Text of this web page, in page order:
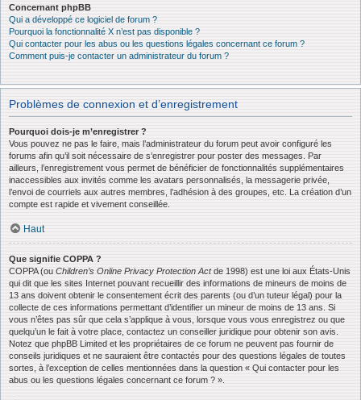
Concernant phpBB
Qui a développé ce logiciel de forum ?
Pourquoi la fonctionnalité X n’est pas disponible ?
Qui contacter pour les abus ou les questions légales concernant ce forum ?
Comment puis-je contacter un administrateur du forum ?
Problèmes de connexion et d’enregistrement
Pourquoi dois-je m’enregistrer ?
Vous pouvez ne pas le faire, mais l’administrateur du forum peut avoir configuré les
forums afin qu’il soit nécessaire de s’enregistrer pour poster des messages. Par
ailleurs, l’enregistrement vous permet de bénéficier de fonctionnalités supplémentaires
inaccessibles aux invités comme les avatars personnalisés, la messagerie privée,
l’envoi de courriels aux autres membres, l’adhésion à des groupes, etc. La création d’un
compte est rapide et vivement conseillée.
Haut
Que signifie COPPA ?
COPPA (ou Children’s Online Privacy Protection Actde 1998) est une loi aux États-Unis
qui dit que les sites Internet pouvant recueillir des informations de mineurs de moins de
13 ans doivent obtenir le consentement écrit des parents (ou d’un tuteur légal) pour la
collecte de ces informations permettant d’identifier un mineur de moins de 13 ans. Si
vous n’êtes pas sûr que cela s’applique à vous, lorsque vous vous enregistrez ou que
quelqu’un le fait à votre place, contactez un conseiller juridique pour obtenir son avis.
Notez que phpBB Limited et les propriétaires de ce forum ne peuvent pas fournir de
conseils juridiques et ne sauraient être contactés pour des questions légales de toutes
sortes, à l’exception de celles mentionnées dans la question « Qui contacter pour les
abus ou les questions légales concernant ce forum ? ».